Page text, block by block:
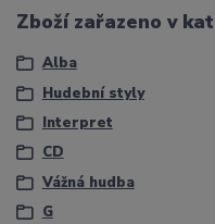
Zboží zařazeno v
Alba
Hudební styly
Interpret
CD
Vážná hudba
G